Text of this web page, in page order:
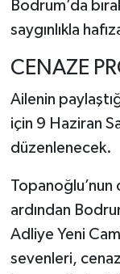
Bodrum’da
saygınlıkla
CENAZE
Ailenin
için 9 Haziran
düzenlenecek.
Topanoğlu’nun
ardından
Adliye Yeni
sevenleri,